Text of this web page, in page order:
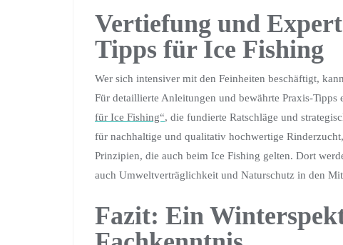
Vertiefung und
Tipps für Ice Fishing
Wer sich intensiver mit den Feinheiten beschäftigt,
Für detaillierte Anleitungen und bewährte Praxis-
für Ice Fishing“, die fundierte Ratschläge und
für nachhaltige und qualitativ hochwertige
Prinzipien, die auch beim Ice Fishing gelten. Dort
auch Umweltverträglichkeit und Naturschutz in den
Fazit: Ein